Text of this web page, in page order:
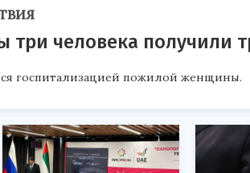
три человека получили
госпитализацией пожилой женщины.